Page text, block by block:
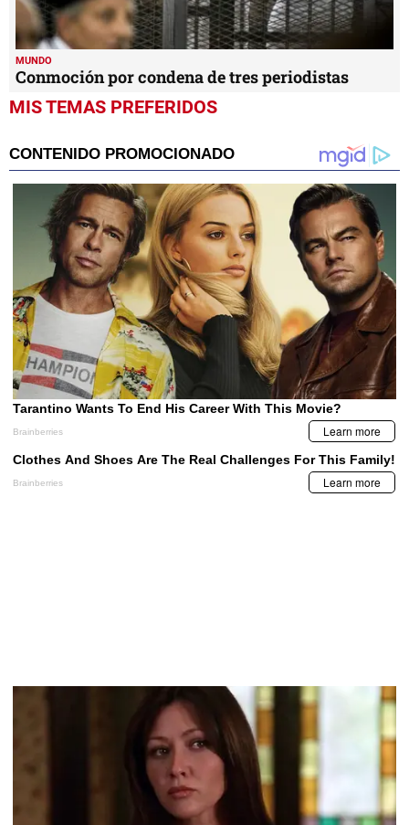
MUNDO
Conmoción por condena de tres periodistas
MIS TEMAS PREFERIDOS